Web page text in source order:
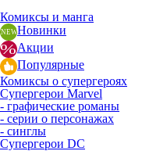
Комиксы и манга
Новинки
Акции
Популярные
Комиксы о супергероях
Супергерои Marvel
- графические романы
- серии о персонажах
- синглы
Супергерои DC